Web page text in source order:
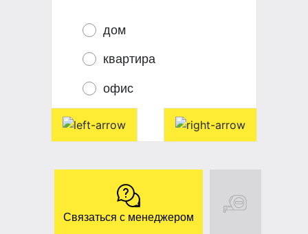
дом
квартира
офис
Связаться с менеджером